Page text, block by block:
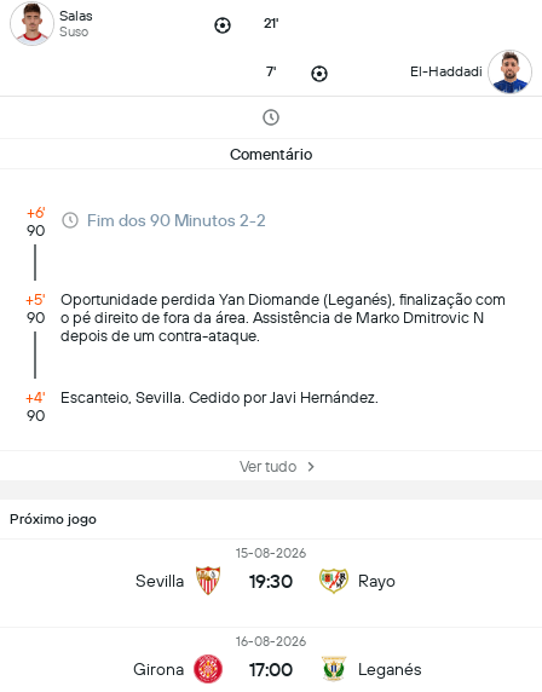
Salas
Suso 21'
7' El-Haddadi
Comentário
+6'
90
Fim dos 90 Minutos 2-2
+5'
90
Oportunidade perdida Yan Diomande (Leganés), finalização com
o pé direito de fora da área. Assistência de Marko Dmitrovic N
depois de um contra-ataque.
+4'
90
Escanteio, Sevilla. Cedido por Javi Hernández.
Ver tudo
Próximo jogo
Sevilla
15-08-2026
19:30 Rayo
Girona
16-08-2026
17:00 Leganés